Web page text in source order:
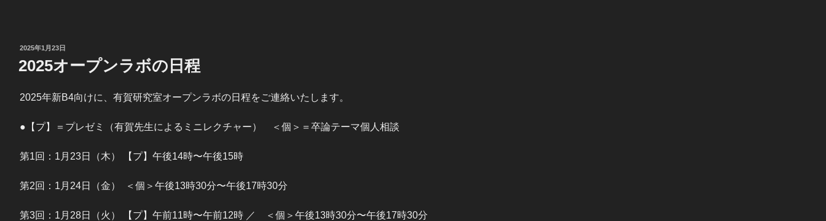
投
日:
2025年1月23日
2025オープンラボの日程
2025年新B4向けに、有賀研究室オープンラボの日程をご連絡いたします。
●【プ】＝プレゼミ（有賀先生によるミニレクチャー） ＜個＞＝卒論テーマ個人相談
第1回：1月23日（木） 【プ】午後14時〜午後15時 ​
第2回：1月24日（金） ＜個＞午後13時30分〜午後17時30分 ​
第3回：1月28日（火） 【プ】午前11時〜午前12時 ／ ＜個＞午後13時30分〜午後17時30分 ​